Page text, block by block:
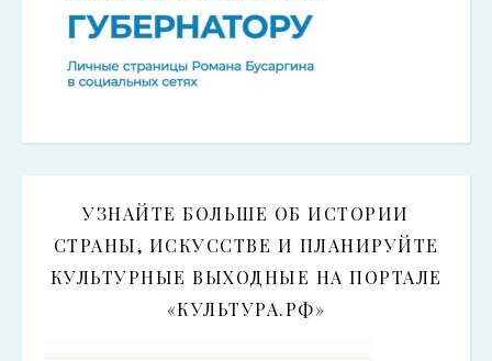
УЗНАЙТЕ БОЛЬШЕ ОБ ИСТОРИИ
СТРАНЫ, ИСКУССТВЕ И ПЛАНИРУЙТЕ
КУЛЬТУРНЫЕ ВЫХОДНЫЕ НА ПОРТАЛЕ
«КУЛЬТУРА.РФ»